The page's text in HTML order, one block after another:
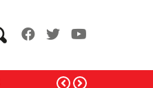
Search